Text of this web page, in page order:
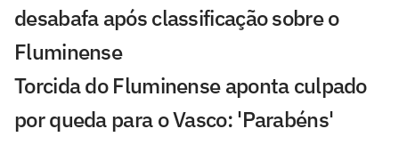
desabafa após classificação sobre o
Fluminense
Torcida do Fluminense aponta culpado
por queda para o Vasco: 'Parabéns'